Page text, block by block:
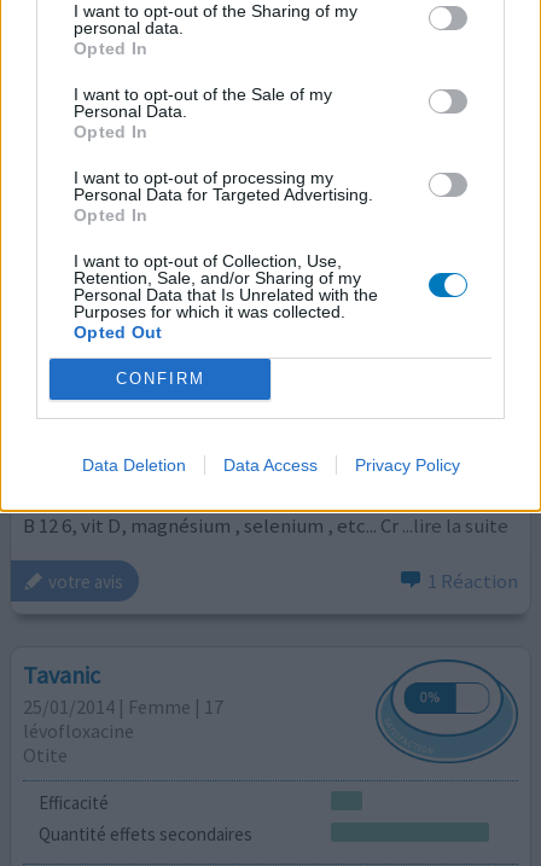
I want to opt-out of the Sharing of my
personal data.
Opted In
I want to opt-out of the Sale of my
Personal Data.
Opted In
I want to opt-out of processing my
Personal Data for Targeted Advertising.
Opted In
I want to opt-out of Collection, Use,
Retention, Sale, and/or Sharing of my
Personal Data that Is Unrelated with the
Purposes for which it was collected.
Opted Out
CONFIRM
Data Deletion Data Access Privacy Policy
votre avis
24/03/2014 | Femme | 30
lévofloxacine
Sinusite
Efficacité
Quantité effets secondaires
Prise de Tavanic 500 + cortisone durant 5 jours pour
soigner une sinusite. Ma compagne ne peut plus
travailler depuis quasiment 1 an et demi à cause de
roulant). Tous les tendons du corps sont touchés, durant
B 12 6, vit D, magnésium , selenium , etc... Cr...lire la suite
votre avis 1 Réaction
Tavanic
25/01/2014 | Femme | 17
lévofloxacine
Otite
Efficacité
Quantité effets secondaires